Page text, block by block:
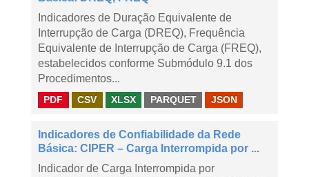
Indicadores de Duração Equivalente de
Interrupção de Carga (DREQ), Frequência
Equivalente de Interrupção de Carga (FREQ),
estabelecidos conforme Submódulo 9.1 dos
Procedimentos...
PDF CSV XLSX PARQUET JSON
Indicadores de Confiabilidade da Rede
Básica: CIPER – Carga Interrompida por ...
Indicador de Carga Interrompida por